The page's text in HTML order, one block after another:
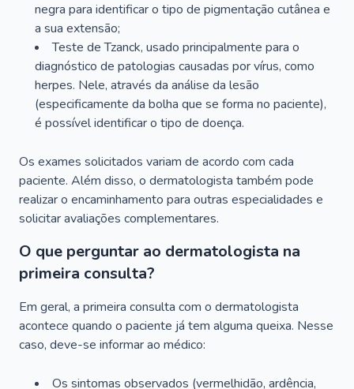
negra para identificar o tipo de pigmentação cutânea e
a sua extensão;
Teste de Tzanck, usado principalmente para o
diagnóstico de patologias causadas por vírus, como
herpes. Nele, através da análise da lesão
(especificamente da bolha que se forma no paciente),
é possível identificar o tipo de doença.
Os exames solicitados variam de acordo com cada
paciente. Além disso, o dermatologista também pode
realizar o encaminhamento para outras especialidades e
solicitar avaliações complementares.
O que perguntar ao dermatologista na
primeira consulta?
Em geral, a primeira consulta com o dermatologista
acontece quando o paciente já tem alguma queixa. Nesse
caso, deve-se informar ao médico:
Os sintomas observados (vermelhidão, ardência,